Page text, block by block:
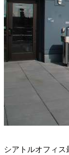
シアトルオフィス